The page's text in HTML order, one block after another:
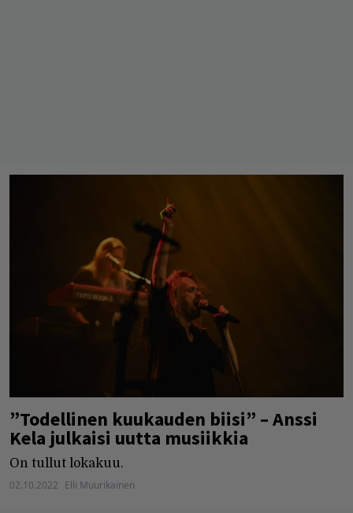
”Todellinen kuukauden biisi” – Anssi
Kela julkaisi uutta musiikkia
On tullut lokakuu.
02.10.2022 Elli Muurikainen